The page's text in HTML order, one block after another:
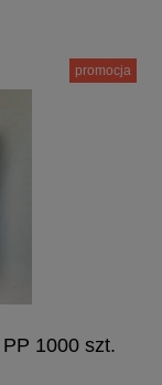
1000 szt.
promocja